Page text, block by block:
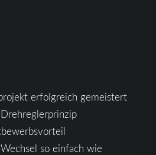
erfolgreich gemeistert
so einfach wie